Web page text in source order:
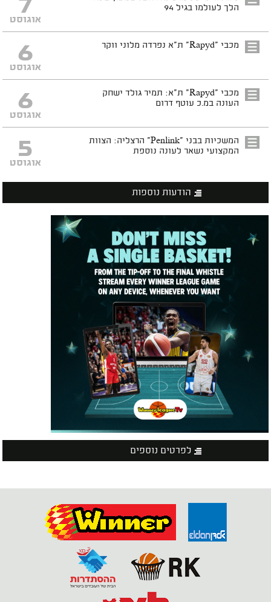
הלך לעולמו בגיל 94
7
אוגוסט
מכבי "Rapyd" ת"א נפרדה מלוני ווקר 6
אוגוסט
מכבי "Rapyd" ת"א: תמיר גולד ישחק
העונה במ.כ עוטף דרום
6
אוגוסט
המשכיות בבני "Penlink" הרצליה: הצוות
המקצועי נשאר לעונה נוספת
5
אוגוסט
הודעות נוספות
לפרטים נוספים